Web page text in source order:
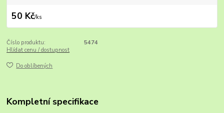
50 Kč/ks
Číslo produktu:
5474
Hlídat cenu / dostupnost
Do oblíbených
Kompletní specifikace